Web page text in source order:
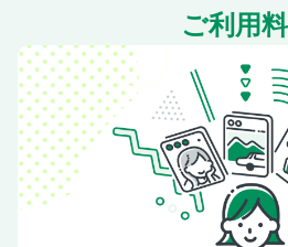
ツウに聞く御朱印の頂き方
【第三章】Part1 洛中 上京区、中
法輪寺（上京区）
妙顕寺（上京区）
廬山寺（上京区）
大報恩寺（上京区）／引接寺（上
宝鏡寺（上京区）
清和院（上京区）／清浄華院（上
ご利用